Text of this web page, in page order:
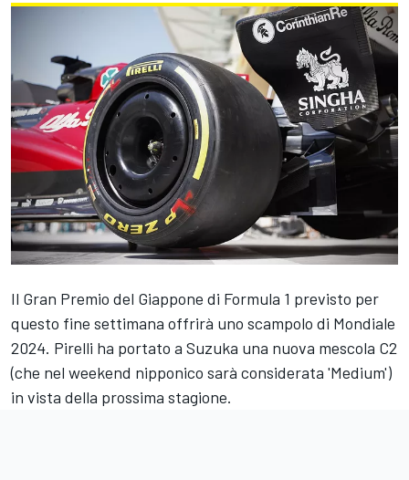
Il Gran Premio del Giappone di Formula 1 previsto per
questo fine settimana offrirà uno scampolo di Mondiale
2024. Pirelli ha portato a Suzuka una nuova mescola C2
(che nel weekend nipponico sarà considerata 'Medium')
in vista della prossima stagione.